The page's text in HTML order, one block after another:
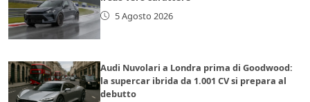
5 Agosto 2026
Audi Nuvolari a Londra prima di Goodwood:
la supercar ibrida da 1.001 CV si prepara al
debutto